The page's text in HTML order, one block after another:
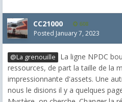
CC21000 608
Posted January 7, 2023
@La grenouille
La ligne NPDC
ressources, de part la taille de la
impressionnante d'assets. Une
nous le disions il y a quelques